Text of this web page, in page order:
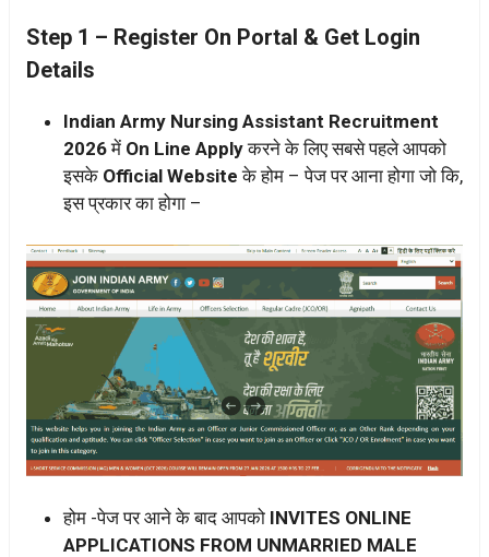
Step 1 – Register On Portal & Get Login
Details
Indian Army Nursing Assistant Recruitment
2026में On Line Applyकरने के लिए सबसे पहले आपको
इसके Official Website के होम – पेज पर आना होगा जो कि,
इस प्रकार का होगा –
होम -पेज पर आने के बाद आपको INVITES ONLINE
APPLICATIONS FROM UNMARRIED MALE